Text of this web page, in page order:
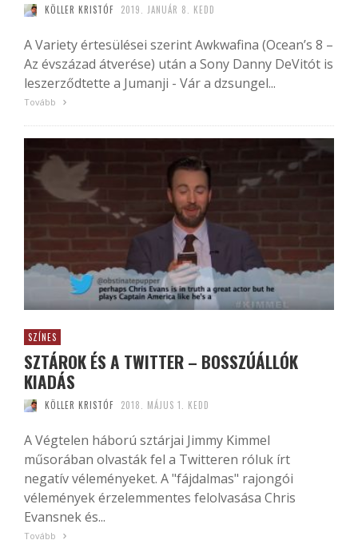
KÖLLER KRISTÓF 2019. JANUÁR 8. KEDD
A Variety értesülései szerint Awkwafina (Ocean’s 8 –
Az évszázad átverése) után a Sony Danny DeVitót is
leszerződtette a Jumanji - Vár a dzsungel...
Tovább
SZÍNES
SZTÁROK ÉS A TWITTER – BOSSZÚÁLLÓK
KIADÁS
KÖLLER KRISTÓF 2018. MÁJUS 1. KEDD
A Végtelen háború sztárjai Jimmy Kimmel
műsorában olvasták fel a Twitteren róluk írt
negatív véleményeket. A "fájdalmas" rajongói
vélemények érzelemmentes felolvasása Chris
Evansnek és...
Tovább